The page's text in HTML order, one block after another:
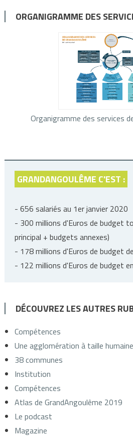
ORGANIGRAMME DES
Organigramme des services
GRANDANGOULÊME C'EST :
- 656 salariés au 1er janvier 2020
- 300 millions d'Euros de budget
principal + budgets annexes)
- 178 millions d'Euros de budget
- 122 millions d'Euros de budget
DÉCOUVREZ LES AUTRES
Compétences
Une agglomération à taille humaine
38 communes
Institution
Compétences
Atlas de GrandAngoulême 2019
Le podcast
Magazine